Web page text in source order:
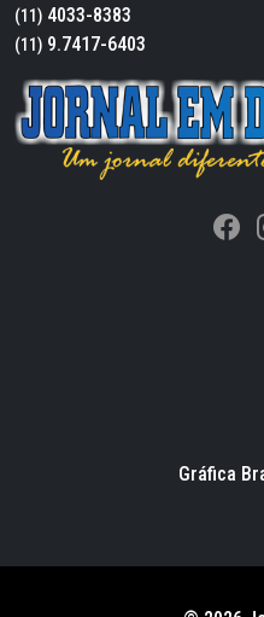
(11) 4033-8383
(11) 9.7417-6403
Gráfica